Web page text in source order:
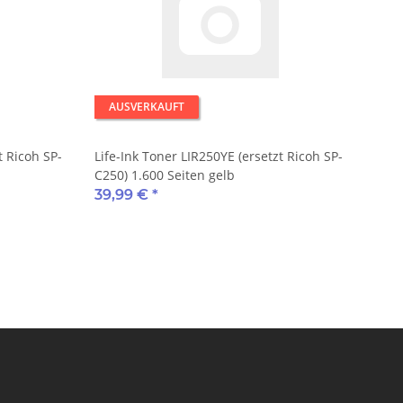
SP-
AUSVERKAUFT
Life-Ink Toner LIR250YE (ersetzt Ricoh SP-
C250) 1.600 Seiten gelb
39,99 € *